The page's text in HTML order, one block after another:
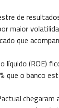
de
maior
que
líquido (ROE)
que o banco
chegaram